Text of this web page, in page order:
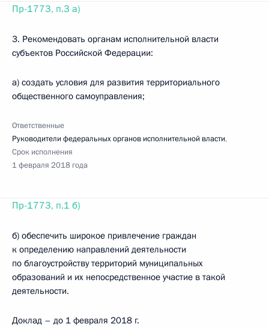
Пр-1773, п.3 а)
3. Рекомендовать органам исполнительной власти
субъектов Российской Федерации:
а) создать условия для развития территориального
общественного самоуправления;
Ответственные
Руководители федеральных органов исполнительной власти,
Срок исполнения
1 февраля 2018 года
Пр-1773, п.1 б)
б) обеспечить широкое привлечение граждан
к определению направлений деятельности
по благоустройству территорий муниципальных
образований и их непосредственное участие в такой
деятельности.
Доклад – до 1 февраля 2018 г.